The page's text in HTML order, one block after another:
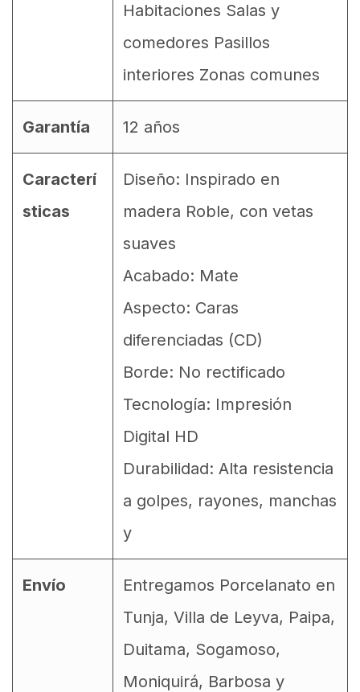
Habitaciones Salas y
comedores Pasillos
interiores Zonas comunes
Garantía 12 años
Caracterí
sticas
Diseño: Inspirado en
madera Roble, con vetas
suaves
Acabado: Mate
Aspecto: Caras
diferenciadas (CD)
Borde: No rectificado
Tecnología: Impresión
Digital HD
Durabilidad: Alta resistencia
a golpes, rayones, manchas
y
Envío
Entregamos Porcelanato en
Tunja, Villa de Leyva, Paipa,
Duitama, Sogamoso,
Moniquirá, Barbosa y